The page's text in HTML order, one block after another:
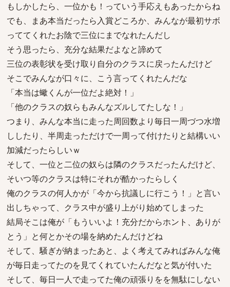
もしかしたら、一位かも！っていう手応えもあったからね
でも、まあ本当だったら入賞どころか、みんなが最初サボ
っててくれたお陰で三位にまでなれたんだし
そう思ったら、充分な結果だよなと諦めて
三位の表彰状を受け取り自分のクラスに戻ったんだけど
そこでみんなが口々に、こう言ってくれたんだな
「本当は蠍くんが一位だよ絶対！」
「他のクラスの奴らもみんなズルしてたしな！」
つまり、みんな本当に走った周回数より毎日一周づつ水増
ししたり、半周走っただけで一周って付けたりと結構いい
加減だったらしいｗ
そして、一位と二位の奴らは隣のクラスだったんだけど、
そいつ等のクラスは特にそれが酷かったらしく
俺のクラスの何人かが「今から抗議しに行こう！」と言い
出しちゃって、クラス中が盛り上がり始めてしまった
結局そこは俺が「もういいよ！充分だからホント、ありが
とう」と何とかその場を納めたんだけどね
そして、騒ぎが納まったあと、よく考えてみればみんな俺
が毎日走ってたのを見てくれていたんだなと気が付いた
そして、毎日一人で走ってた俺の頑張りをを無駄にしない